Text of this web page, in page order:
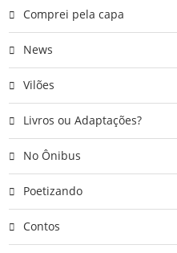
Comprei pela capa
News
Vilões
Livros ou Adaptações?
No Ônibus
Poetizando
Contos